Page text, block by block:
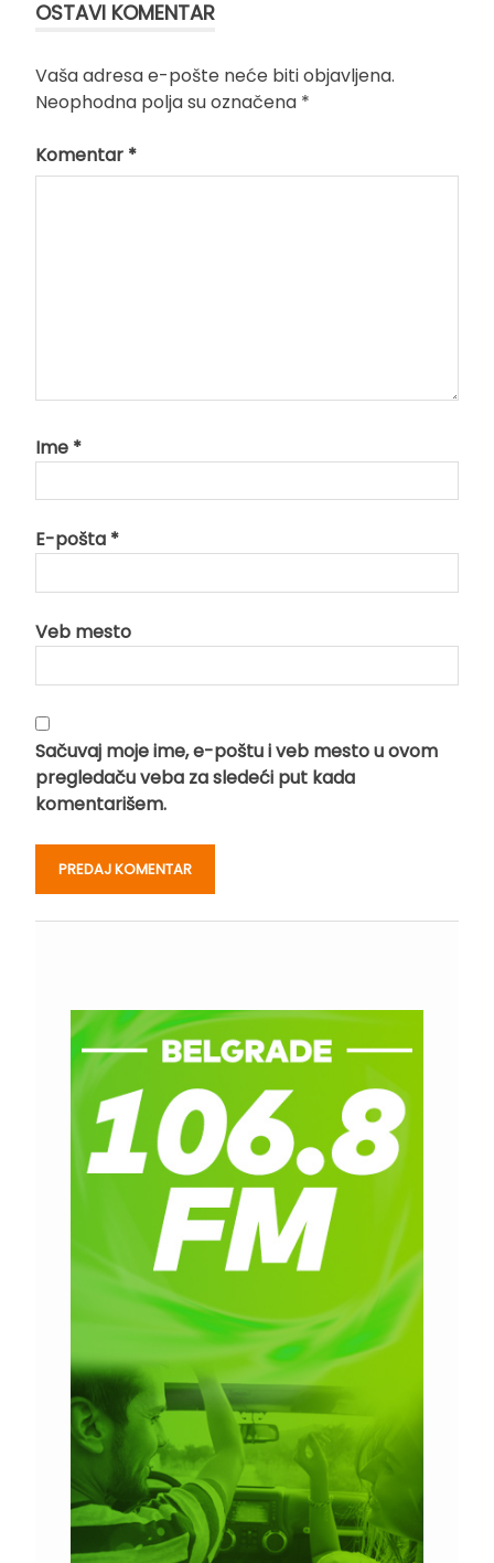
OSTAVI KOMENTAR
Vaša adresa e-pošte neće biti objavljena.
Neophodna polja su označena *
Komentar *
Ime *
E-pošta *
Veb mesto
Sačuvaj moje ime, e-poštu i veb mesto u ovom
pregledaču veba za sledeći put kada
komentarišem.